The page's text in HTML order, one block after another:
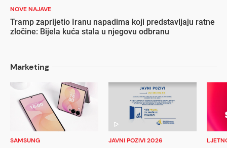
NOVE NAJAVE
Tramp zaprijetio Iranu napadima koji predstavljaju ratne
zločine: Bijela kuća stala u njegovu odbranu
Marketing
SAMSUNG JAVNI POZIVI 2026